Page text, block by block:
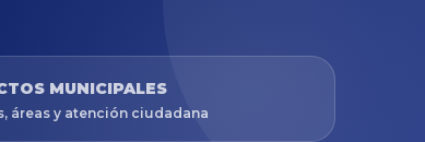
MUNICIPALES
áreas y atención ciudadana